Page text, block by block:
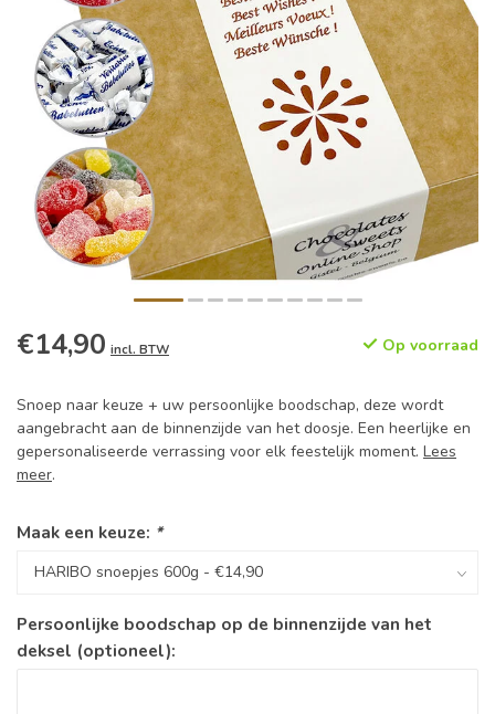
€14,90 incl. BTW Op voorraad
Snoep naar keuze + uw persoonlijke boodschap, deze wordt
aangebracht aan de binnenzijde van het doosje. Een heerlijke en
gepersonaliseerde verrassing voor elk feestelijk moment. Lees
meer.
Maak een keuze: *
Persoonlijke boodschap op de binnenzijde van het
deksel (optioneel):